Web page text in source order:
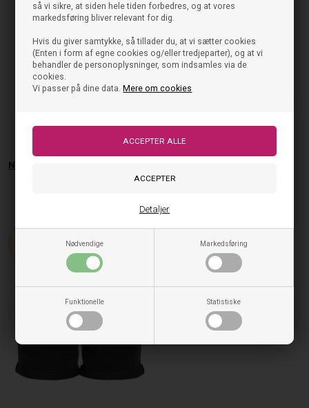
så vi sikre, at siden hele tiden forbedres, og at vores
markedsføring bliver relevant for dig.
Hvis du giver samtykke, så tillader du, at vi sætter cookies
(Enten i form af egne cookies og/eller tredjeparter), og at vi
behandler de personoplysninger, som indsamles via de
cookies.
Vi passer på dine data.Mere om cookies
Nødvendige Markedsføring
Funktionelle Statistiske
Detaljer
Noisy May Shorts Debby - Black
50%